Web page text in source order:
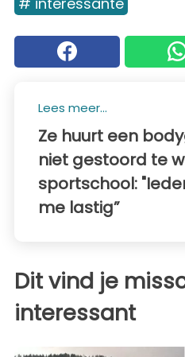
Lees meer...
Ze huurt een
niet gestoord te
sportschool:
me lastig”
Dit vind je
interessant